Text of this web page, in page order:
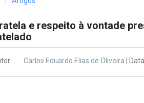
e respeito à vontade
Carlos Eduardo Elias de Oliveira |